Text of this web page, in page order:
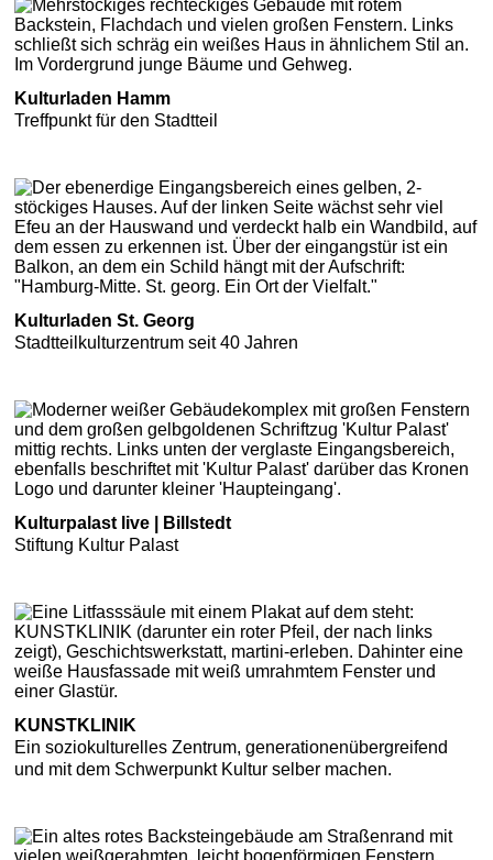
Kulturladen Hamm
Treffpunkt für den Stadtteil
Kulturladen St. Georg
Stadtteilkulturzentrum seit 40 Jahren
Kulturpalast live | Billstedt
Stiftung Kultur Palast
KUNSTKLINIK
Ein soziokulturelles Zentrum, generationenübergreifend
und mit dem Schwerpunkt Kultur selber machen.